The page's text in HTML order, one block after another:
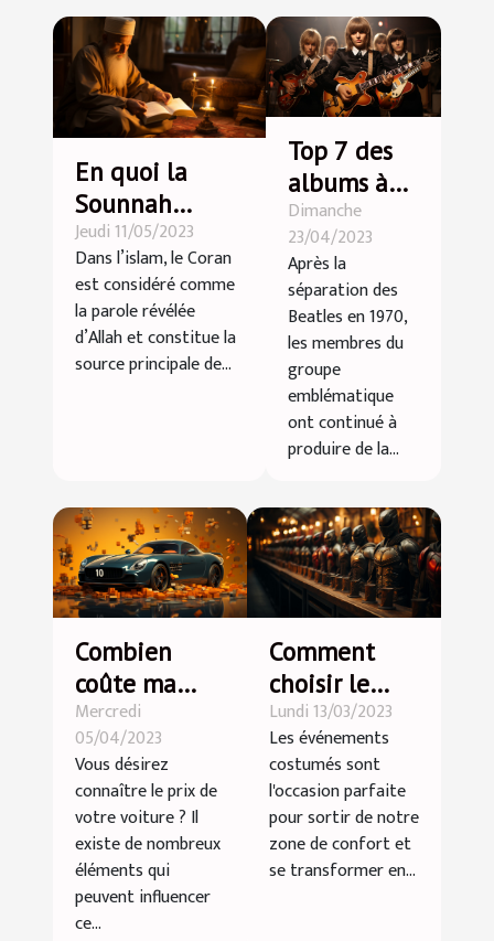
En quoi la
Sounnah
complète-t-
elle les
enseignements
du Coran ?
Jeudi 11/05/2023
Dans l’islam, le Coran
est considéré comme
la parole révélée
d’Allah et constitue la
source principale de...
Top 7 des
albums à
succès des
membres
des Beatles
Dimanche
23/04/2023
Après la
séparation des
Beatles en 1970,
les membres du
groupe
emblématique
ont continué à
produire de la...
Combien
coûte ma
voiture ?
Mercredi
05/04/2023
Vous désirez
connaître le prix de
votre voiture ? Il
existe de nombreux
éléments qui
peuvent influencer
ce...
Comment
choisir le
parfait
déguisement
pour un
événement à
thème
Lundi 13/03/2023
Les événements
costumés sont
l'occasion parfaite
pour sortir de notre
zone de confort et
se transformer en...